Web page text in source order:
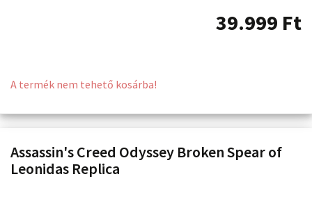
39.999 Ft
A termék nem tehető kosárba!
Assassin's Creed Odyssey Broken Spear of
Leonidas Replica